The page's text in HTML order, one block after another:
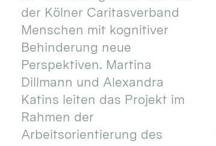
der Kölner Caritasverband
Menschen mit kognitiver
Behinderung neue
Perspektiven. Martina
Dillmann und Alexandra
Katins leiten das Projekt im
Rahmen der
Arbeitsorientierung des